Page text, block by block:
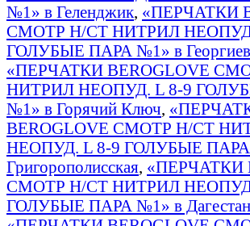
№1» в Геленджик, «ПЕРЧАТКИ
СМОТР Н/СТ НИТРИЛ
ГОЛУБЫЕ ПАРА №1» в
«ПЕРЧАТКИ BEROGLOVE
НИТРИЛ НЕОПУД. L 8-9
№1» в Горячий Ключ,
BEROGLOVE СМОТР Н/СТ
НЕОПУД. L 8-9 ГОЛУБЫЕ
Григорополисская, «ПЕРЧАТКИ
СМОТР Н/СТ НИТРИЛ
ГОЛУБЫЕ ПАРА №1» в